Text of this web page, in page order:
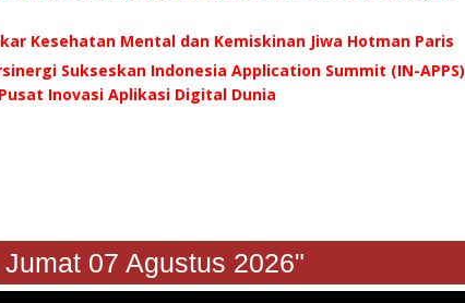
Kesehatan Mental dan Kemiskinan Jiwa Hotman Paris
Sukseskan Indonesia Application Summit (IN-APPS)
Inovasi Aplikasi Digital Dunia
Jumat 07 Agustus 2026"